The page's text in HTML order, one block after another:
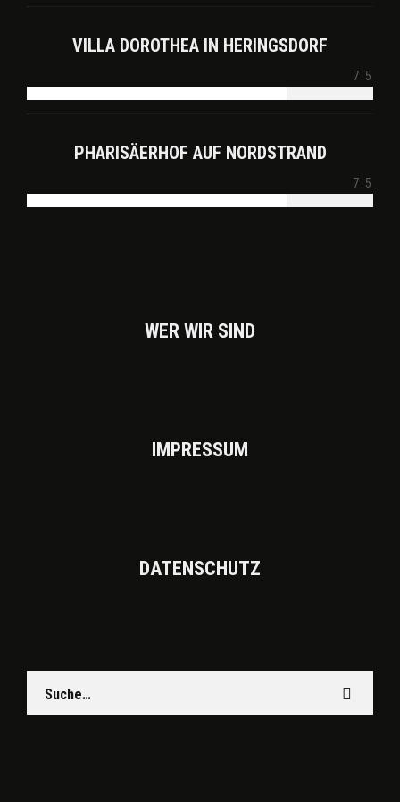
VILLA DOROTHEA IN HERINGSDORF
7.5
PHARISÄERHOF AUF NORDSTRAND
7.5
WER WIR SIND
IMPRES­SUM
DATEN­SCHUTZ